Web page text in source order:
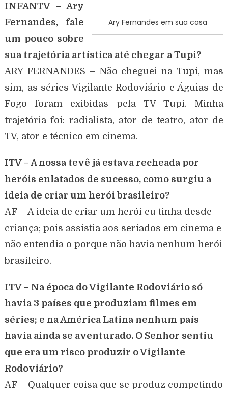
Ary Fernandes em sua casa
INFANTV – Ary
Fernandes, fale
um pouco sobre
sua trajetória artística até chegar a Tupi?
ARY FERNANDES – Não cheguei na Tupi, mas
sim, as séries Vigilante Rodoviário e Águias de
Fogo foram exibidas pela TV Tupi. Minha
trajetória foi: radialista, ator de teatro, ator de
TV, ator e técnico em cinema.
ITV – A nossa tevê já estava recheada por
heróis enlatados de sucesso, como surgiu a
ideia de criar um herói brasileiro?
AF – A ideia de criar um herói eu tinha desde
criança; pois assistia aos seriados em cinema e
não entendia o porque não havia nenhum herói
brasileiro.
ITV – Na época do Vigilante Rodoviário só
havia 3 países que produziam filmes em
séries; e na América Latina nenhum país
havia ainda se aventurado. O Senhor sentiu
que era um risco produzir o Vigilante
Rodoviário?
AF – Qualquer coisa que se produz competindo